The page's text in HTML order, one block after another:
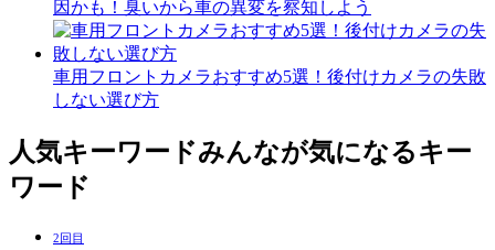
因かも！臭いから車の異変を察知しよう
車用フロントカメラおすすめ5選！後付けカメラの失敗
しない選び方
人気キーワードみんなが気になるキー
ワード
2回目